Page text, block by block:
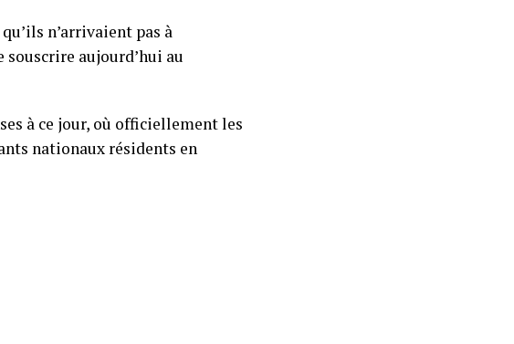
n’arrivaient pas à
aujourd’hui au
à ce jour, où officiellement les
nationaux résidents en